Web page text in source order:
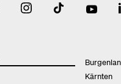
Kärnten